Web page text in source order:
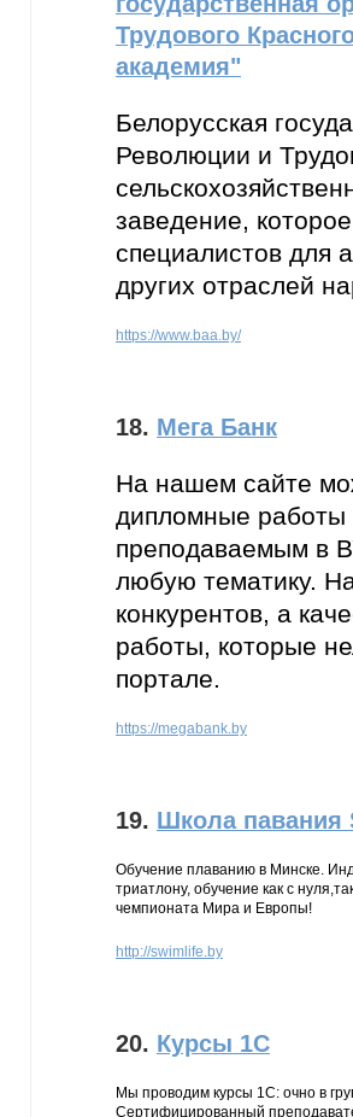
Трудового
академия"
Белорусская
Революции и
заведение,
специалистов для
других отраслей
https://www.baa.by/
18. Мега Банк
На нашем сайте
дипломные работы
преподаваемым в
любую тематику.
конкурентов, а
работы, которые
портале.
https://megabank.by
19. Школа павания
Обучение плаванию в Минске.
триатлону, обучение как с
чемпионата Мира и Европы!
http://swimlife.by
20. Курсы 1С
Мы проводим курсы 1С: очно в
Сертифицированный